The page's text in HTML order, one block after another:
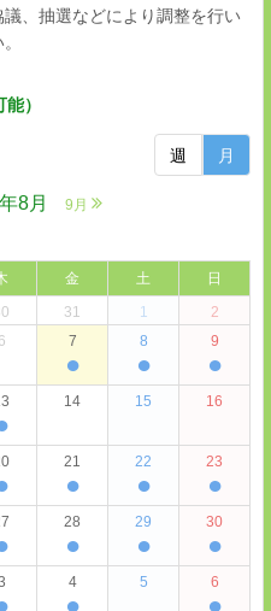
、抽選などにより調整を行い
）
8月 9月
週 月
金 土
日
31 1
2
6 7
●
8
●
9
●
14 15 16
21
●
22
●
23
●
28
●
29
●
30
●
4 5 6